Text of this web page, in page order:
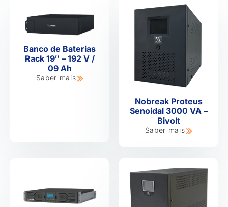
Banco de Baterias
Rack 19″ – 192 V /
09 Ah
Saber mais
Nobreak Proteus
Senoidal 3000 VA –
Bivolt
Saber mais